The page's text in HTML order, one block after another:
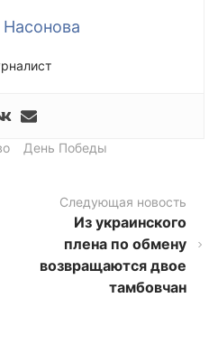
Насонова
День Победы
Следующая новость
Из украинского
плена по обмену
возвращаются двое
тамбовчан